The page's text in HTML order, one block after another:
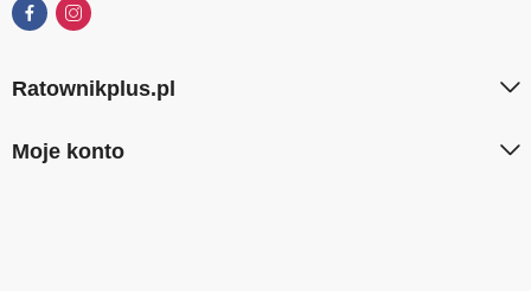
Ratownikplus.pl
Moje konto